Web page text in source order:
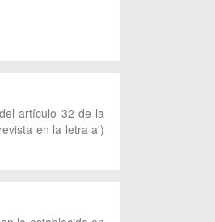
artículo 32 de la
en la letra a')